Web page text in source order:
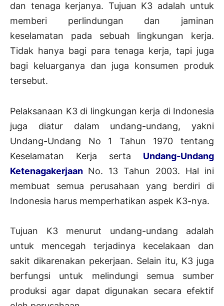
dan tenaga kerjanya. Tujuan K3 adalah untuk
memberi perlindungan dan jaminan
keselamatan pada sebuah lingkungan kerja.
Tidak hanya bagi para tenaga kerja, tapi juga
bagi keluarganya dan juga konsumen produk
tersebut.
Pelaksanaan K3 di lingkungan kerja di Indonesia
juga diatur dalam undang-undang, yakni
Undang-Undang No 1 Tahun 1970 tentang
Keselamatan Kerja serta Undang-Undang
Ketenagakerjaan No. 13 Tahun 2003. Hal ini
membuat semua perusahaan yang berdiri di
Indonesia harus memperhatikan aspek K3-nya.
Tujuan K3 menurut undang-undang adalah
untuk mencegah terjadinya kecelakaan dan
sakit dikarenakan pekerjaan. Selain itu, K3 juga
berfungsi untuk melindungi semua sumber
produksi agar dapat digunakan secara efektif